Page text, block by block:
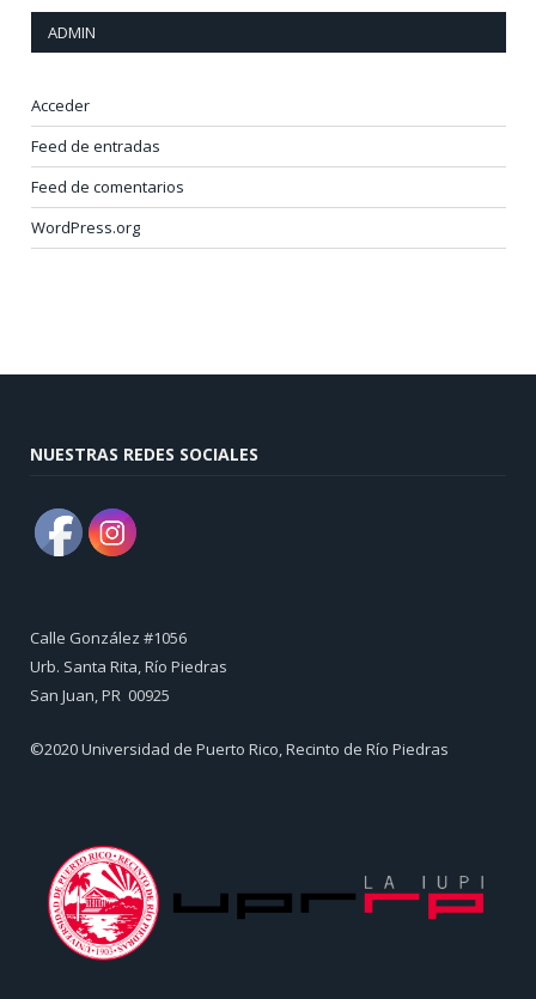
ADMIN
Acceder
Feed de entradas
Feed de comentarios
WordPress.org
NUESTRAS REDES SOCIALES
Calle González #1056
Urb. Santa Rita, Río Piedras
​San Juan, PR 00925
©2020 Universidad de Puerto Rico, Recinto de Río Piedras